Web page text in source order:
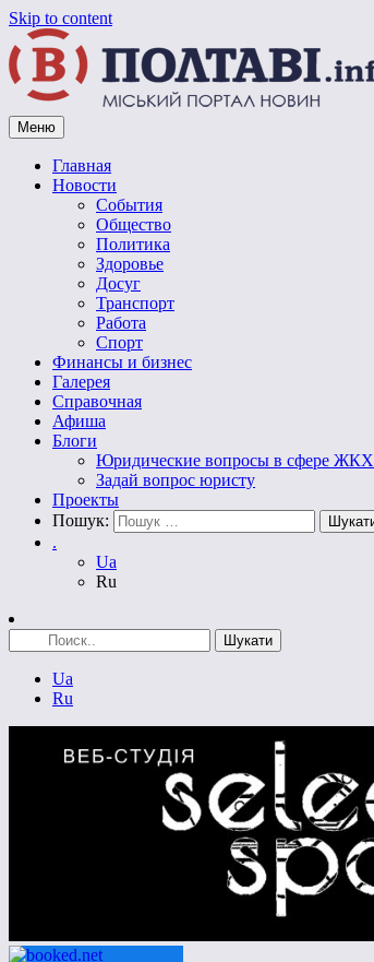
Skip to content
Vpoltave.info
Полтавский портал новостей
Меню
Главная
Новости
События
Общество
Политика
Здоровье
Досуг
Транспорт
Работа
Спорт
Финансы и бизнес
Галерея
Справочная
Афиша
Блоги
Юридические вопросы в сфере ЖКХ
Задай вопрос юристу
Проекты
Пошук:
.
Ua
Ru
Ua
Ru